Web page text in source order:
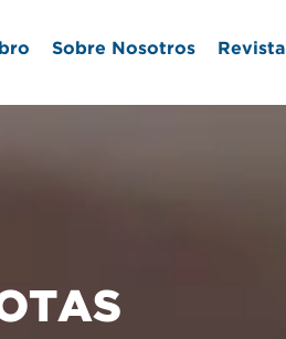
Sobre Nosotros Revista